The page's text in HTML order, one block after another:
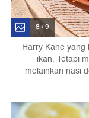
8 / 9
Harry Kane
ikan. Tetapi
melainkan nasi